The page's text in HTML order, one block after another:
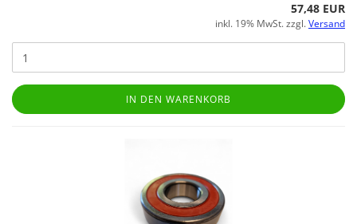
57,48 EUR
inkl. 19% MwSt. zzgl.Versand
IN DEN WARENKORB